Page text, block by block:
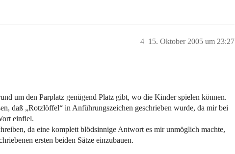
15. Oktober 2005 um 23:27
4
um den Parplatz genügend Platz gibt, wo die Kinder spielen können.
daß „Rotzlöffel“ in Anführungszeichen geschrieben wurde, da mir bei
einfiel.
da eine komplett blödsinnige Antwort es mir unmöglich machte,
ersten beiden Sätze einzubauen.